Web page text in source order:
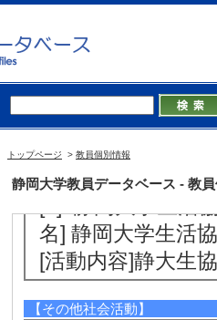
トップページ > 教員個別情報
静岡大学教員データベース - 教
[3]. 中部農業経済
[活動内容]学会の
[4]. 中部農業経済
名] 中部農業経済
[活動内容]学会の
名] 静岡大学生活
[活動内容]静大生
【その他社会活動】